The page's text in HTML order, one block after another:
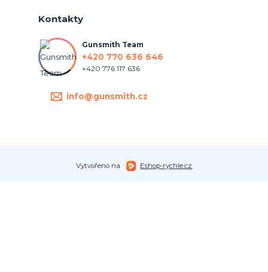
Kontakty
Gunsmith Team
+420 770 636 646
+420 776 117 636
info@gunsmith.cz
Vytvořeno na Eshop-rychle.cz